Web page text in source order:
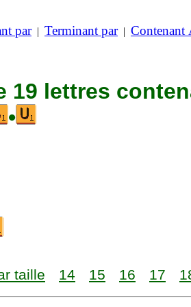
par| Terminant par| Contenant
19 lettres
•
taille 14 15 16 17